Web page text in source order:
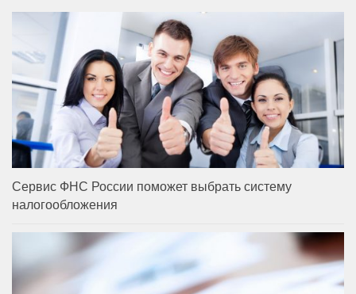
Сервис ФНС России поможет выбрать систему
налогообложения